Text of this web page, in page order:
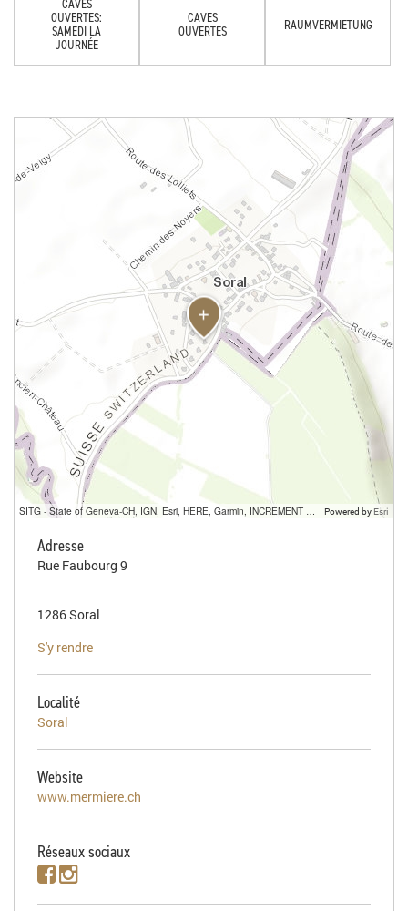
CAVES
OUVERTES:
SAMEDI LA
JOURNÉE
CAVES
OUVERTES
RAUMVERMIETUNG
SITG - State of Geneva-CH, IGN, Esri, HERE, Garmin, INCREMENT P, USGS, METI/NASA Powered by Esri
Adresse
Rue Faubourg 9
1286 Soral
S'y rendre
Localité
Soral
Website
www.mermiere.ch
Réseaux sociaux